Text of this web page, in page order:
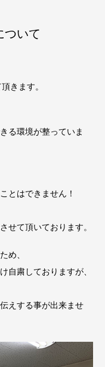
ついて
きます。
る環境が整っていま
とはできません！
せて頂いております。
め、
自粛しておりますが、
えする事が出来ませ